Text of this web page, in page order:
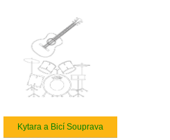
Kytara a Bicí Souprava